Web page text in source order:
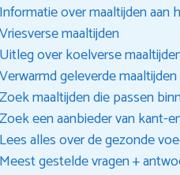
Informatie over maaltijden aan
Vriesverse maaltijden
Uitleg over koelverse
Verwarmd geleverde maaltijden
Zoek maaltijden die passen
Zoek een aanbieder van kant-
Lees alles over de gezonde
Meest gestelde vragen +